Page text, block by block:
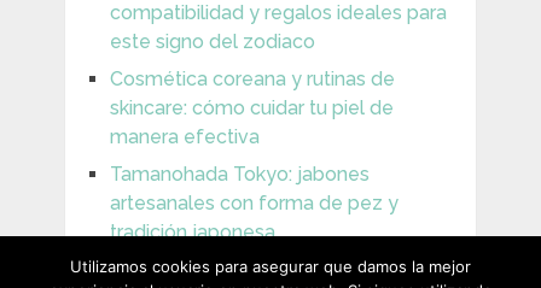
compatibilidad y regalos ideales para
este signo del zodiaco
Cosmética coreana y rutinas de
skincare: cómo cuidar tu piel de
manera efectiva
Tamanohada Tokyo: jabones
artesanales con forma de pez y
tradición japonesa
Utilizamos cookies para asegurar que damos la mejor